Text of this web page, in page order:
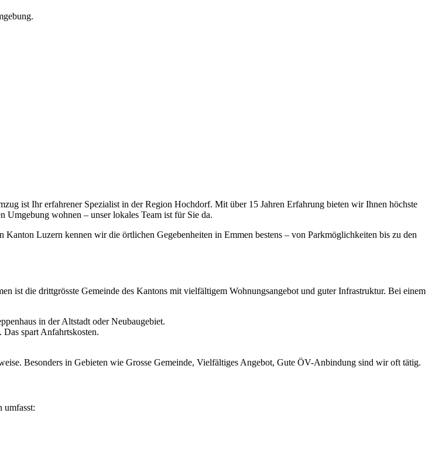
ist Ihr erfahrener Spezialist in der Region Hochdorf. Mit über 15 Jahren Erfahrung bieten wir Ihnen höchste
Umgebung wohnen – unser lokales Team ist für Sie da.
Luzern kennen wir die örtlichen Gegebenheiten in Emmen bestens – von Parkmöglichkeiten bis zu den
ist die drittgrösste Gemeinde des Kantons mit vielfältigem Wohnungsangebot und guter Infrastruktur. Bei einem
in der Altstadt oder Neubaugebiet.
spart Anfahrtskosten.
Besonders in Gebieten wie Grosse Gemeinde, Vielfältiges Angebot, Gute ÖV-Anbindung sind wir oft tätig.
umfasst: